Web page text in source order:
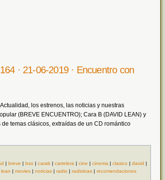
· 21-06-2019 · Encuentro con
los estrenos, las noticias y nuestras
(BREVE ENCUENTRO); Cara B (DAVID LEAN) y
temas clásicos, extraídas de un CD romántico
| breve | bso | carab | cartelera | cine | cinema | clasico | david |
lean | movies | noticias | radio | radiokras | recomendaciones